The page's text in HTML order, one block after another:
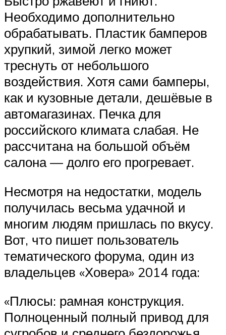
Необходимо дополнительно
обрабатывать. Пластик бамперов
хрупкий, зимой легко может
треснуть от небольшого
воздействия. Хотя сами бамперы,
как и кузовные детали, дешёвые в
автомагазинах. Печка для
российского климата слабая. Не
рассчитана на большой объём
салона — долго его прогревает.
Несмотря на недостатки, модель
получилась весьма удачной и
многим людям пришлась по вкусу.
Вот, что пишет пользователь
тематического форума, один из
владельцев «Ховера» 2014 года:
«Плюсы: рамная конструкция.
Полноценный полный привод для